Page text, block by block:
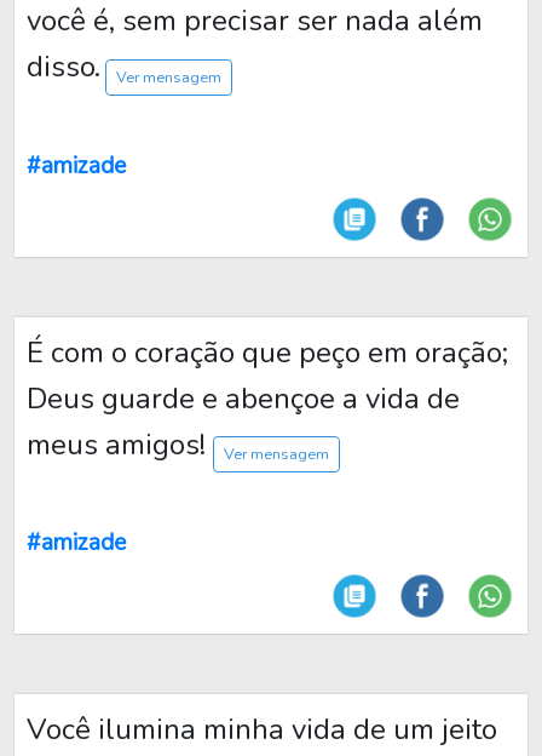
você é, sem precisar ser nada além
disso.
Ver mensagem
#amizade
É com o coração que peço em oração;
Deus guarde e abençoe a vida de
meus amigos!
Ver mensagem
#amizade
Você ilumina minha vida de um jeito